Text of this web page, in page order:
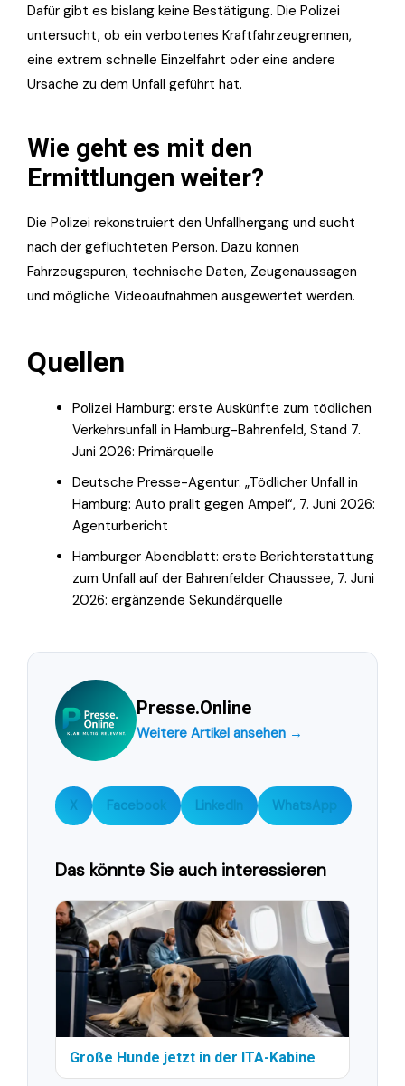
Dafür gibt es bislang keine Bestätigung. Die Polizei
untersucht, ob ein verbotenes Kraftfahrzeugrennen,
eine extrem schnelle Einzelfahrt oder eine andere
Ursache zu dem Unfall geführt hat.
Wie geht es mit den
Ermittlungen weiter?
Die Polizei rekonstruiert den Unfallhergang und sucht
nach der geflüchteten Person. Dazu können
Fahrzeugspuren, technische Daten, Zeugenaussagen
und mögliche Videoaufnahmen ausgewertet werden.
Quellen
Polizei Hamburg: erste Auskünfte zum tödlichen
Verkehrsunfall in Hamburg-Bahrenfeld, Stand 7.
Juni 2026: Primärquelle
Deutsche Presse-Agentur: „Tödlicher Unfall in
Hamburg: Auto prallt gegen Ampel“, 7. Juni 2026:
Agenturbericht
Hamburger Abendblatt: erste Berichterstattung
zum Unfall auf der Bahrenfelder Chaussee, 7. Juni
2026: ergänzende Sekundärquelle
Presse.Online
Weitere Artikel ansehen →
X Facebook LinkedIn WhatsApp
Das könnte Sie auch interessieren
Große Hunde jetzt in der ITA-Kabine